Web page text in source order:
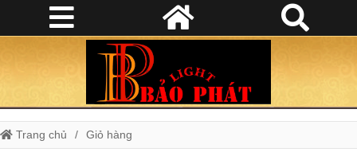
Trang chủ Giỏ hàng